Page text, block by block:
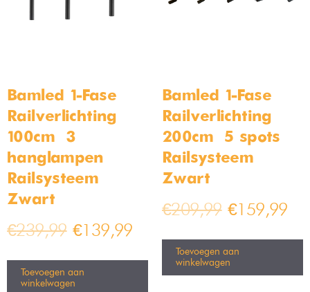
Bamled 1-Fase
Railverlichting –
100cm – 3
hanglampen –
Railsysteem –
Zwart
€239,99 €139,99
Toevoegen aan
winkelwagen
Bamled 1-Fase
Railverlichting –
200cm – 5 spots –
Railsysteem –
Zwart
€209,99 €159,99
Toevoegen aan
winkelwagen